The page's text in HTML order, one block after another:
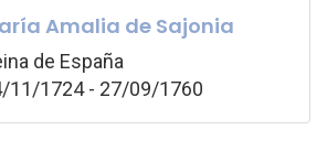
Amalia de Sajonia
de España
11/1724 - 27/09/1760